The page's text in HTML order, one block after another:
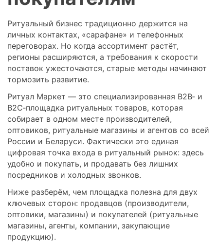
Ритуальный бизнес традиционно держится на
личных контактах, «сарафане» и телефонных
переговорах. Но когда ассортимент растёт,
регионы расширяются, а требования к скорости
поставок ужесточаются, старые методы начинают
тормозить развитие.
Ритуал Маркет — это специализированная B2B‑ и
B2C‑площадка ритуальных товаров, которая
собирает в одном месте производителей,
оптовиков, ритуальные магазины и агентов со всей
России и Беларуси. Фактически это единая
цифровая точка входа в ритуальный рынок: здесь
удобно и покупать, и продавать без лишних
посредников и холодных звонков.
Ниже разберём, чем площадка полезна для двух
ключевых сторон: продавцов (производители,
оптовики, магазины) и покупателей (ритуальные
магазины, агенты, компании, закупающие
продукцию).